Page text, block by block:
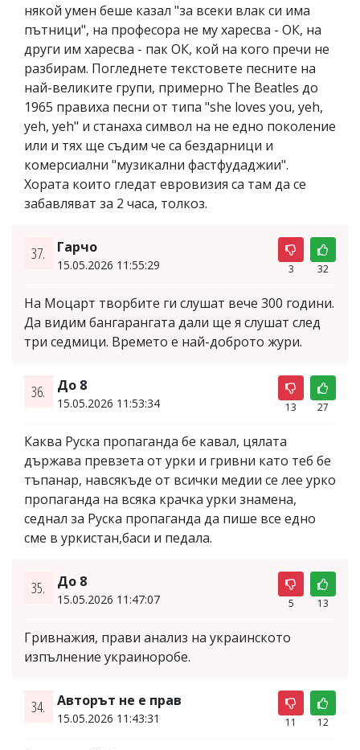
някой умен беше казал "за всеки влак си има
пътници", на професора не му харесва - ОК, на
други им харесва - пак ОК, кой на кого пречи не
разбирам. Погледнете текстовете песните на
най-великите групи, примерно The Beatles до
1965 правиха песни от типа "she loves you, yeh,
yeh, yeh" и станаха символ на не едно поколение
или и тях ще съдим че са бездарници и
комерсиални "музикални фастфудаджии".
Хората които гледат евровизия са там да се
забавляват за 2 часа, толкоз.
37. Гарчо
15.05.2026 11:55:29 3 32
На Моцарт творбите ги слушат вече 300 години.
Да видим бангарангата дали ще я слушат след
три седмици. Времето е най-доброто жури.
36. До 8
15.05.2026 11:53:34 13 27
Каква Руска пропаганда бе кавал, цялата
държава превзета от урки и гривни като теб бе
тъпанар, навсякъде от всички медии се лее урко
пропаганда на всяка крачка урки знамена,
седнал за Руска пропаганда да пише все едно
сме в уркистан,баси и педала.
35. До 8
15.05.2026 11:47:07 5 13
Гривнажия, прави анализ на украинското
изпълнение украиноробе.
34. Авторът не е прав
15.05.2026 11:43:31 11 12